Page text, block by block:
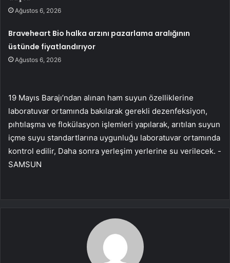
Ağustos 6, 2026
Braveheart Bio halka arzını pazarlama aralığının
üstünde fiyatlandırıyor
Ağustos 6, 2026
19 Mayıs Barajı’ndan alınan ham suyun özelliklerine
laboratuvar ortamında bakılarak gerekli dezenfeksiyon,
pıhtılaşma ve flokülasyon işlemleri yapılarak, arıtılan suyun
içme suyu standartlarına uygunluğu laboratuvar ortamında
kontrol edilir, Daha sonra yerleşim yerlerine su verilecek. -
SAMSUN